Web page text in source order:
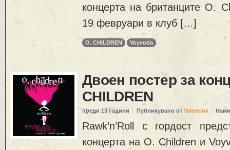
концерта на британците O.
19 февруари в клуб […]
O. CHILDREN Voyvoda
Двоен постер за
CHILDREN
преди 13 години Публикувано от Valentina
Rawk’n’Roll с гордост
концерта на O. Children и